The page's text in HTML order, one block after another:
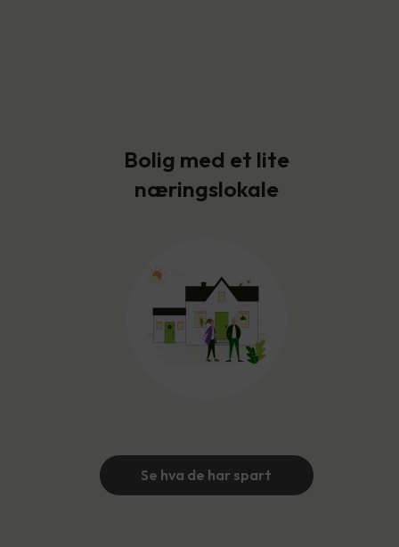
Bolig med et lite
næringslokale
Se hva de har spart